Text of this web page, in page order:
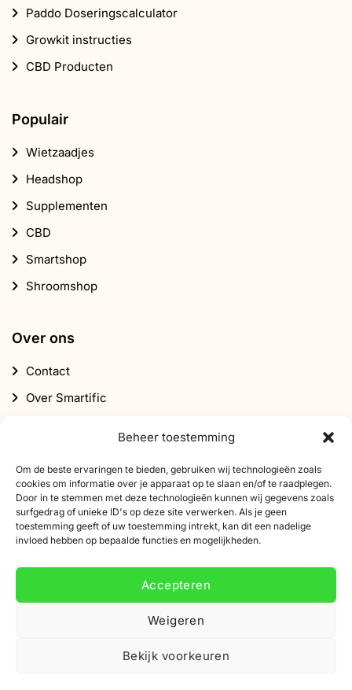
Beheer toestemming
Om de beste ervaringen te bieden, gebruiken wij technologieën zoals
cookies om informatie over je apparaat op te slaan en/of te raadplegen.
Door in te stemmen met deze technologieën kunnen wij gegevens zoals
surfgedrag of unieke ID's op deze site verwerken. Als je geen
toestemming geeft of uw toestemming intrekt, kan dit een nadelige
invloed hebben op bepaalde functies en mogelijkheden.
Accepteren
Weigeren
Bekijk voorkeuren
Paddo Doseringscalculator
Growkit instructies
CBD Producten
Populair
Wietzaadjes
Headshop
Supplementen
CBD
Smartshop
Shroomshop
Over ons
Contact
Over Smartific
Nieuwsbrief
Korting
Abonneer je op onze nieuwsbrief
korting op je eerste bestelling.